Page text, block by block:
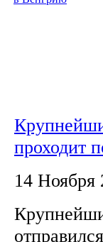
проходит
14 Ноября